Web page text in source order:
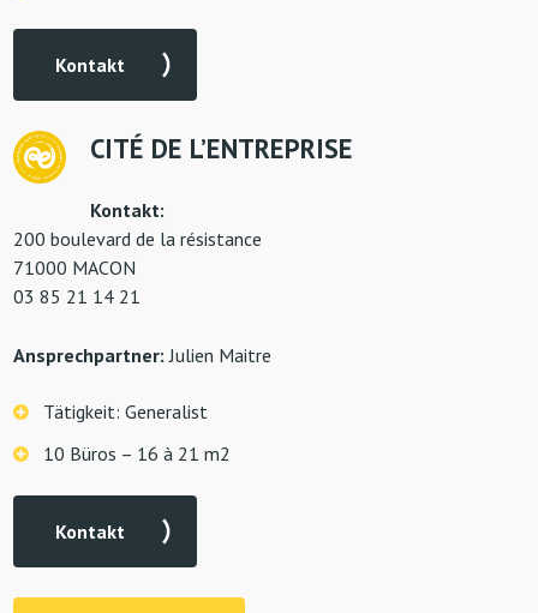
Kontakt
CITÉ DE L’ENTREPRISE
Kontakt:
200 boulevard de la résistance
71000 MACON
03 85 21 14 21
Ansprechpartner: Julien Maitre
Tätigkeit: Generalist
10 Büros – 16 à 21 m2
Kontakt